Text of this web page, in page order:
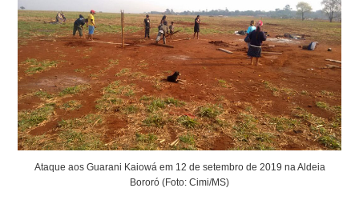
Ataque aos Guarani Kaiowá em 12 de setembro de 2019 na Aldeia
Bororó (Foto: Cimi/MS)